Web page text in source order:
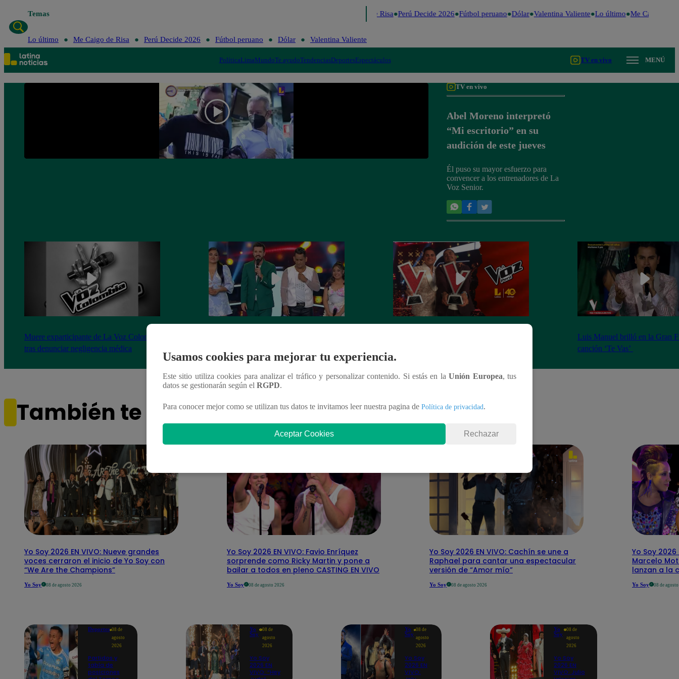
Temas Me Caigo de Risa Perú Decide 2026 Fútbol peruano Dólar Valentina Valiente Lo último Me Caigo de
Lo último Me Caigo de Risa Perú Decide 2026 Fútbol peruano Dólar Valentina Valiente
PolíticaLimaMundoTe ayudoTendenciasDeportesEspectáculos TV en vivo MENÚ
TV en vivo
Abel Moreno interpretó
“Mi escritorio” en su
audición de este jueves
Él puso su mayor esfuerzo para
convencer a los entrenadores de La
Voz Senior.
Muere exparticipante de La Voz Colombia
tras denunciar negligencia médica
Luis Manuel brilló en la Gran
canción ‘Te Vas’
También te puede interesar
Yo Soy 2026 EN VIVO: Nueve grandes
voces cerraron el inicio de Yo Soy con
“We Are the Champions”
Yo Soy 08 de agosto 2026
Yo Soy 2026 EN VIVO: Favio Enríquez
sorprende como Ricky Martin y pone a
bailar a todos en pleno CASTING EN VIVO
Yo Soy 08 de agosto 2026
Yo Soy 2026 EN VIVO: Cachín se une a
Raphael para cantar una espectacular
versión de “Amor mío”
Yo Soy 08 de agosto 2026
Yo Soy 2026
Marcelo
lanzan a la
Yo Soy 08 de
Deportes 08 de
agosto
2026
Partidos y
tabla de
posiciones
Yo
Soy
08 de
agosto
2026
Yo Soy
2026 EN
VIVO: “Hey
Yo
Soy
08 de
agosto
2026
Yo Soy
2026 EN
VIVO:
Yo
Soy
08 de
agosto
2026
Yo Soy
2026 EN
VIVO: Julio
Usamos cookies para mejorar tu experiencia.
Este sitio utiliza cookies para analizar el tráfico y personalizar contenido. Si estás en laUnión Europea, tus
datos se gestionarán según el RGPD.
Para conocer mejor como se utilizan tus datos te invitamos leer nuestra pagina de Política de privacidad.
Aceptar Cookies Rechazar